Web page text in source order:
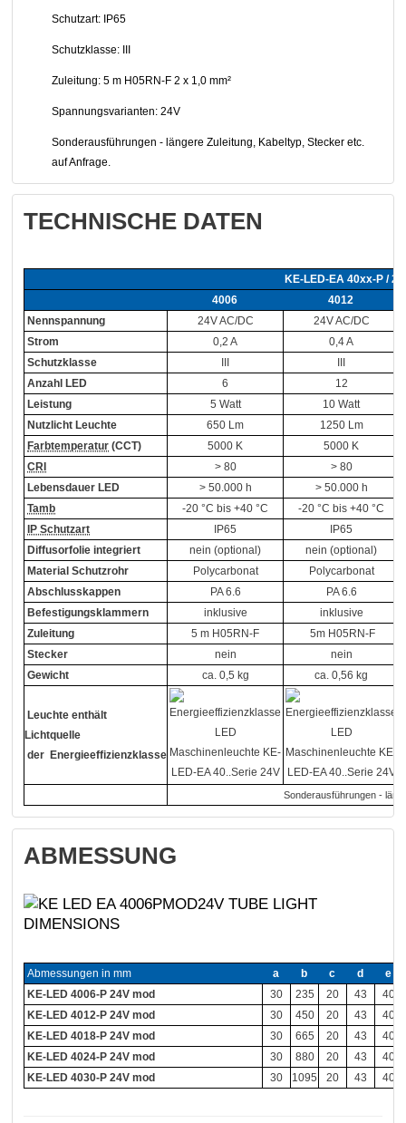
Schutzart: IP65
Schutzklasse: III
Zuleitung: 5 m H05RN-F 2 x 1,0 mm²
Spannungsvarianten: 24V
Sonderausführungen - längere Zuleitung, Kabeltyp, Stecker etc.
auf Anfrage.
TECHNISCHE DATEN
KE-LED-EA 40xx-P /
4006
4012
Nennspannung
24V AC/DC
24V AC/DC
Strom
0,2 A
0,4 A
Schutzklasse
Anzahl LED
6
12
Leistung
5 Watt
10 Watt
Nutzlicht Leuchte
650 Lm
1250 Lm
Farbtemperatur (CCT) 5000 K
5000 K
CRI
> 80
> 80
Lebensdauer LED
> 50.000 h
> 50.000 h
Tamb
-20 °C bis +40 °C
-20 °C bis +40 °C
IP Schutzart
IP65
IP65
Diffusorfolie integriert
nein (optional)
nein (optional)
Material Schutzrohr
Polycarbonat
Polycarbonat
Abschlusskappen
PA 6.6
PA 6.6
Befestigungsklammern
inklusive
inklusive
Zuleitung
5 m H05RN-F
5m H05RN-F
Stecker
nein
nein
Gewicht
ca. 0,5 kg ca. 0,56 kg
Leuchte enthält
Lichtquelle
der Energieeffizienzklasse
Sonderausführungen -
ABMESSUNG
Abmessungen in mm a b c d
e
KE-LED 4006-P 24V mod
30 235 20 43
40
KE-LED 4012-P 24V mod
30 450 20 43
40
KE-LED 4018-P 24V mod
30 665 20 43
40
KE-LED 4024-P 24V mod
30 880 20 43
40
KE-LED 4030-P 24V mod
30 1095 20 43 40